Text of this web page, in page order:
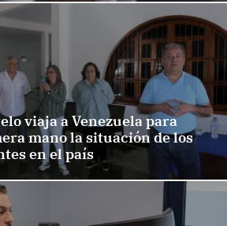
viaja a Venezuela para
mano la situación de los
en el país